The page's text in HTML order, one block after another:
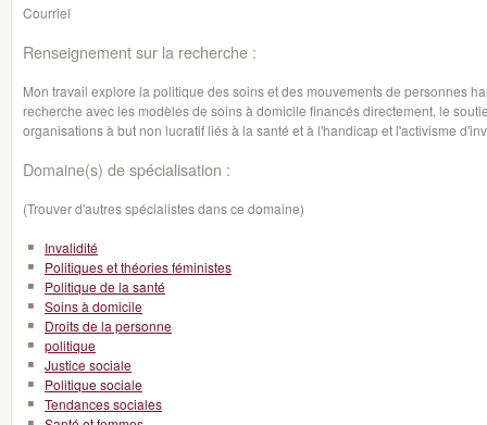
Courriel
Renseignement sur la recherche :
Mon travail explore la politique des soins et des mouvements de personnes
recherche avec les modèles de soins à domicile financés directement, le
organisations à but non lucratif liés à la santé et à l'handicap et l'activisme
Domaine(s) de spécialisation :
(Trouver d'autres spécialistes dans ce domaine)
Invalidité
Politiques et théories féministes
Politique de la santé
Soins à domicile
Droits de la personne
politique
Justice sociale
Politique sociale
Tendances sociales